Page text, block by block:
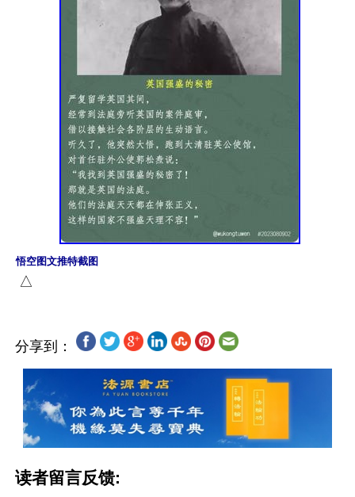
悟空图文推特截图
分享到：
读者留言反馈: